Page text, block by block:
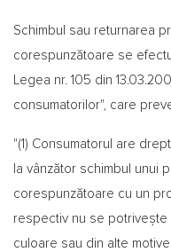
Schimbul sau returnarea
corespunzătoare se
Legea nr. 105 din
consumatorilor", care
"(1) Consumatorul are
la vânzător schimbul unui
corespunzătoare cu un
respectiv nu se potrivește
culoare sau din alte